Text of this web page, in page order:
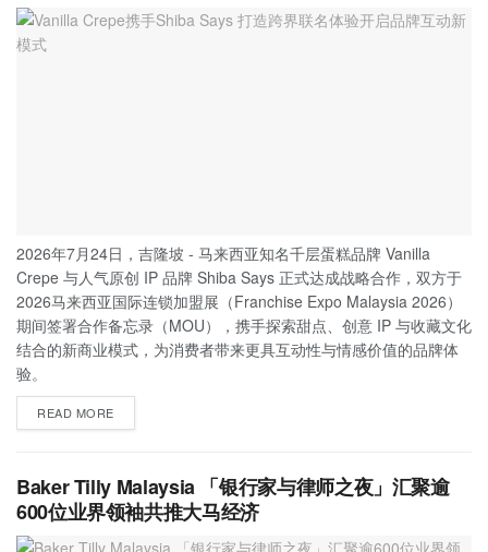
2026年7月24日，吉隆坡 - 马来西亚知名千层蛋糕品牌 Vanilla
Crepe 与人气原创 IP 品牌 Shiba Says 正式达成战略合作，双方于
2026马来西亚国际连锁加盟展（Franchise Expo Malaysia 2026）
期间签署合作备忘录（MOU），携手探索甜点、创意 IP 与收藏文化
结合的新商业模式，为消费者带来更具互动性与情感价值的品牌体
验。
READ MORE
Baker Tilly Malaysia 「银行家与律师之夜」汇聚逾
600位业界领袖共推大马经济